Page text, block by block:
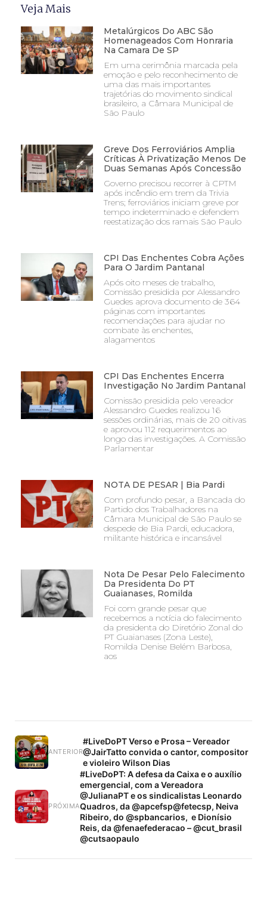
Veja Mais
Metalúrgicos Do ABC São
Homenageados Com Honraria
Na Camara De SP
Em uma cerimônia marcada pela
emoção e pelo reconhecimento de
uma das mais importantes
trajetórias do movimento sindical
brasileiro, a Câmara Municipal de
São Paulo
Greve Dos Ferroviários Amplia
Críticas À Privatização Menos De
Duas Semanas Após Concessão
Governo precisou recorrer à CPTM
após incêndio em trem da Trivia
Trens; ferroviários iniciam greve por
tempo indeterminado e defendem
reestatização dos ramais São Paulo
CPI Das Enchentes Cobra Ações
Para O Jardim Pantanal
Após oito meses de trabalho,
Comissão presidida por Alessandro
Guedes aprova documento de 364
páginas com importantes
recomendações para ajudar no
combate às enchentes,
alagamentos
CPI Das Enchentes Encerra
Investigação No Jardim Pantanal
Comissão presidida pelo vereador
Alessandro Guedes realizou 16
sessões ordinárias, mais de 20 oitivas
e aprovou 112 requerimentos ao
longo das investigações. A Comissão
Parlamentar
NOTA DE PESAR | Bia Pardi
Com profundo pesar, a Bancada do
Partido dos Trabalhadores na
Câmara Municipal de São Paulo se
despede de Bia Pardi, educadora,
militante histórica e incansável
Nota De Pesar Pelo Falecimento
Da Presidenta Do PT
Guaianases, Romilda
Foi com grande pesar que
recebemos a notícia do falecimento
da presidenta do Diretório Zonal do
PT Guaianases (Zona Leste),
Romilda Denise Belém Barbosa,
aos
ANTERIOR
#LiveDoPT Verso e Prosa – Vereador
@JairTatto convida o cantor, compositor
e violeiro Wilson Dias
PRÓXIMA
#LiveDoPT: A defesa da Caixa e o auxílio
emergencial, com a Vereadora
@JulianaPT e os sindicalistas Leonardo
Quadros, da @apcefsp@fetecsp, Neiva
Ribeiro, do @spbancarios, e Dionísio
Reis, da @fenaefederacao – @cut_brasil
@cutsaopaulo